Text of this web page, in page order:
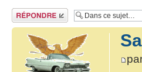
Répondre